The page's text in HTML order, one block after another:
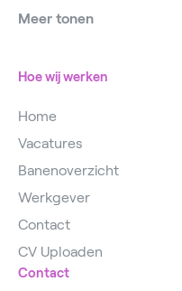
Vacatures
Meer tonen
Hoe wij werken
Home
Vacatures
Banenoverzicht
Werkgever
Contact
CV Uploaden
Contact